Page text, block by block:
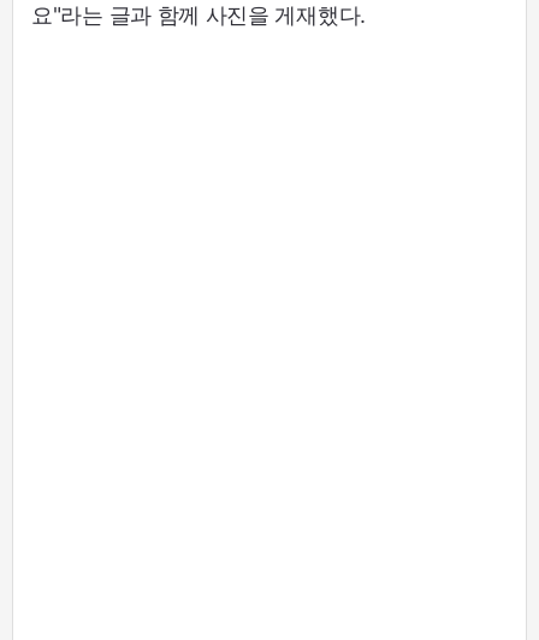
요"라는 글과 함께 사진을 게재했다.